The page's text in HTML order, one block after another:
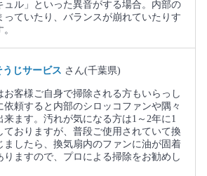
ュル」といった異音がする場合。内部の
っていたり、バランスが崩れていたりす
うじサービス さん(千葉県)
お客様ご自身で掃除される方もいらっし
依頼すると内部のシロッコファンや隅々
ます。汚れが気になる方は1～2年に1
ておりますが、普段ご使用されていて換
ましたら、換気扇内のファンに油が固着
りますので、プロによる掃除をお勧めし